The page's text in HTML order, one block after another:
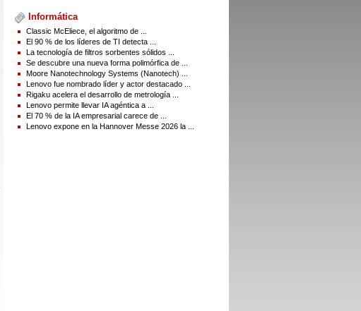
Informática
Classic McEliece, el algoritmo de ...
El 90 % de los líderes de TI detecta ...
La tecnología de filtros sorbentes sólidos ...
Se descubre una nueva forma polimórfica de ...
Moore Nanotechnology Systems (Nanotech) ...
Lenovo fue nombrado líder y actor destacado ...
Rigaku acelera el desarrollo de metrología ...
Lenovo permite llevar IA agéntica a ...
El 70 % de la IA empresarial carece de ...
Lenovo expone en la Hannover Messe 2026 la ...